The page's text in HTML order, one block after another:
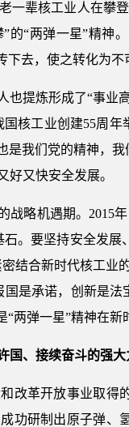
一辈核工业人在攀
“两弹一星”精神
去，使之转化为不
也提炼形成了“事
核工业创建55周
我们党的精神，
又快安全发展。
战略机遇期。2015
。要坚持安全发
结合新时代核工业
是承诺，创新是
两弹一星”精神在新
国、接续奋斗的强大
改革开放事业取得
功研制出原子弹